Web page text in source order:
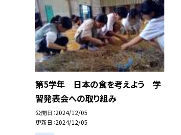
第5学年 日本の食を考えよう 学
習発表会への取り組み
公開日 2024/12/05
更新日 2024/12/05